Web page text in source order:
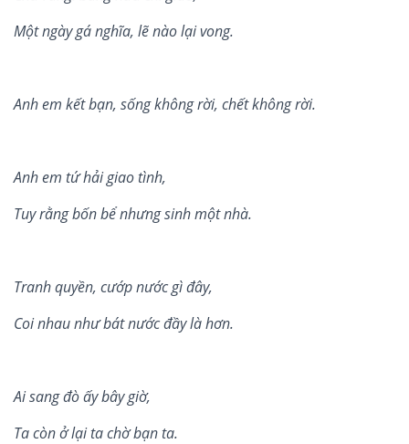
Một ngày gá nghĩa, lẽnào lại vong.
Anh em kết bạn, sống không rời, chết không rời.
Anh em tứhải giao tình,
Tuy rằng bốn bểnhưng sinh một nhà.
Tranh quyền, cướp nước gì đây,
Coi nhau như bát nước đầy là hơn.
Ai sang đòấy bây giờ,
Ta cònởlại ta chờbạn ta.